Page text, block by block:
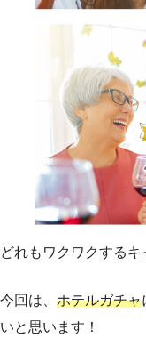
どれもワクワクする
今回は、 ホテルガチャ
いと思います！